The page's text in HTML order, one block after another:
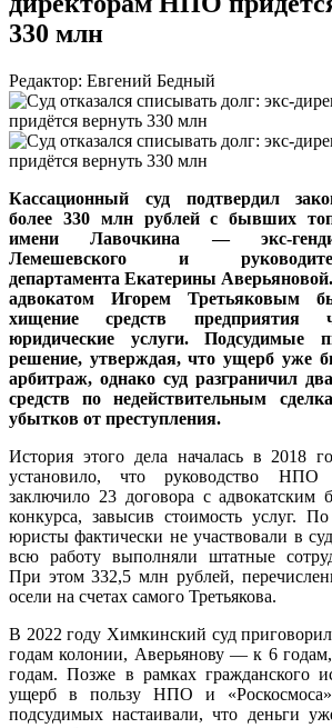
330 млн
Редактор: Евгений Бедный
Кассационный суд подтвердил
более 330 млн рублей с бывших
имени Лавочкина — экс-
Лемешевского и
департамента Екатерины
адвокатом Игорем Третьяковым
хищение средств предприятия
юридические услуги. Подсудимые
решение, утверждая, что ущерб уже
арбитраж, однако суд разграничил
средств по недействительным
убытков от преступления.
История этого дела началась в 2018
установило, что руководство НПО
заключило 23 договора с адвокатским
конкурса, завысив стоимость услуг.
юристы фактически не участвовали в
всю работу выполняли штатные
При этом 332,5 млн рублей,
осели на счетах самого Третьякова.
В 2022 году Химкинский суд
годам колонии, Аверьянову — к 6
годам. Позже в рамках гражданского
ущерб в пользу НПО и
подсудимых настаивали, что деньги